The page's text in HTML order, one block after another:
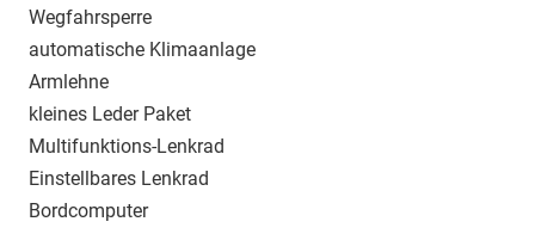
Wegfahrsperre
automatische Klimaanlage
Armlehne
kleines Leder Paket
Multifunktions-Lenkrad
Einstellbares Lenkrad
Bordcomputer